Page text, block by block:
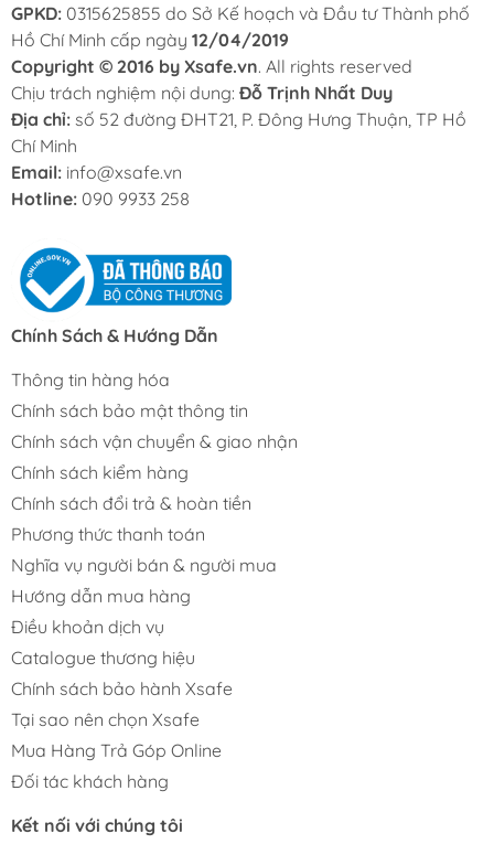
GPKD: 0315625855 do Sở Kế hoạch và Đầu tư Thành phố
Hồ Chí Minh cấp ngày 12/04/2019
Copyright © 2016 by Xsafe.vn. All rights reserved
Chịu trách nghiệm nội dung: Đỗ Trịnh Nhất Duy
Địa chỉ: số 52 đường ĐHT21, P. Đông Hưng Thuận, TP Hồ
Chí Minh
Email: info@xsafe.vn
Hotline: 090 9933 258
Chính Sách & Hướng Dẫn
Thông tin hàng hóa
Chính sách bảo mật thông tin
Chính sách vận chuyển & giao nhận
Chính sách kiểm hàng
Chính sách đổi trả & hoàn tiền
Phương thức thanh toán
Nghĩa vụ người bán & người mua
Hướng dẫn mua hàng
Điều khoản dịch vụ
Catalogue thương hiệu
Chính sách bảo hành Xsafe
Tại sao nên chọn Xsafe
Mua Hàng Trả Góp Online
Đối tác khách hàng
Kết nối với chúng tôi